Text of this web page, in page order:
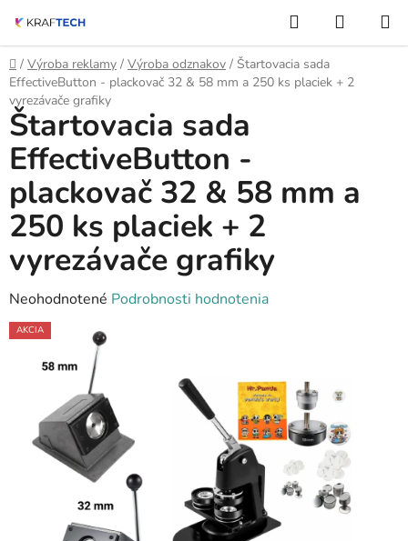
obsah
Hľadať
KOŠÍK
Domov
/ Výroba reklamy / Výroba odznakov / Štartovacia sada
EffectiveButton - plackovač 32 & 58 mm a 250 ks placiek + 2
vyrezávače grafiky
Štartovacia sada
EffectiveButton -
plackovač 32 & 58 mm a
250 ks placiek + 2
vyrezávače grafiky
Priemerné
hodnotenie
hviezdičiek.
Neohodnotené Podrobnosti hodnotenia
AKCIA